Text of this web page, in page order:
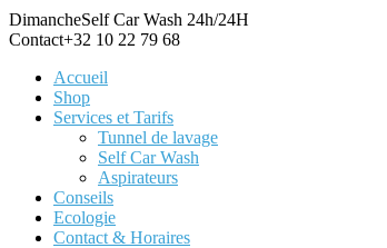
DimancheSelf Car Wash 24h/24H
Contact+32 10 22 79 68
Accueil
Shop
Services et Tarifs
Tunnel de lavage
Self Car Wash
Aspirateurs
Conseils
Ecologie
Contact & Horaires